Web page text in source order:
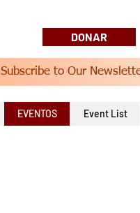
DONAR
Subscribe to Our
EVENTOS Event List